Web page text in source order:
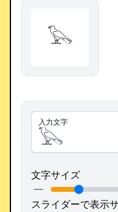
𓅂
入力文字
文字サイズ
スライダーで表示